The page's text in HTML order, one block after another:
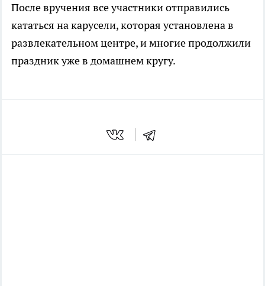
После вручения все участники отправились
кататься на карусели, которая установлена в
развлекательном центре, и многие продолжили
праздник уже в домашнем кругу.